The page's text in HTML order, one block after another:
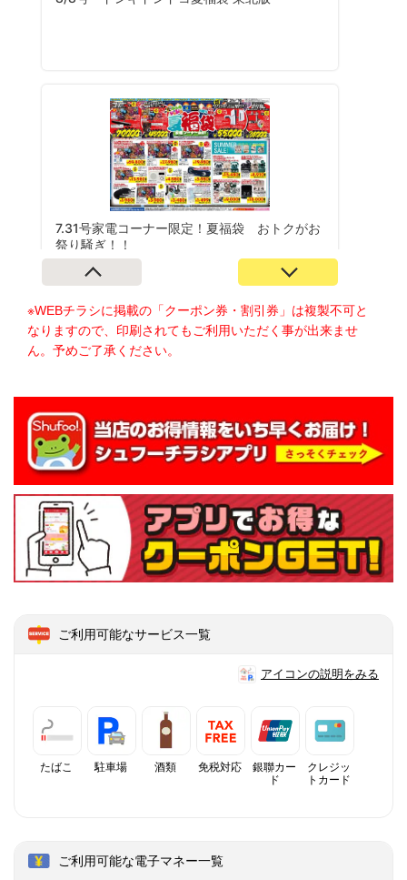
※WEBチラシに掲載の「クーポン券・割引券」は複製不可と
なりますので、印刷されてもご利用いただく事が出来ませ
ん。予めご了承ください。
ご利用可能なサービス一覧
アイコンの説明をみる
たばこ 駐車場 酒類 免税対応
銀聯カー
ド
クレジッ
トカード
ご利用可能な電子マネー一覧